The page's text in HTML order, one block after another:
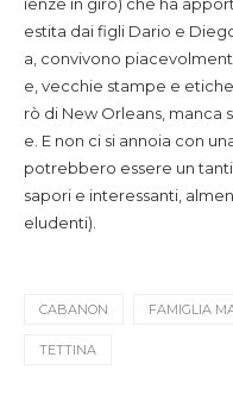
estita dai figli Dario e
a, convivono
e, vecchie stampe e
rò di New Orleans,
e. E non ci si annoia con
potrebbero essere un
sapori e interessanti,
eludenti).
CABANON FAMIGLIA
TETTINA